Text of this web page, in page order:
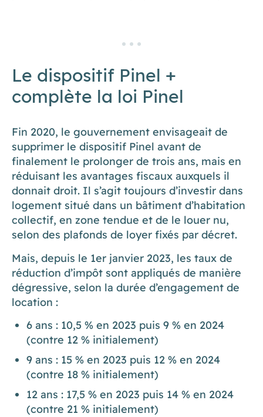
Le dispositif Pinel +
complète la loi Pinel
Fin 2020, le gouvernement envisageait de
supprimer le dispositif Pinel avant de
finalement le prolonger de trois ans, mais en
réduisant les avantages fiscaux auxquels il
donnait droit. Il s’agit toujours d’investir dans
logement situé dans un bâtiment d’habitation
collectif, en zone tendue et de le louer nu,
selon des plafonds de loyer fixés par décret.
Mais, depuis le 1er janvier 2023, les taux de
réduction d’impôt sont appliqués de manière
dégressive, selon la durée d’engagement de
location :
6 ans : 10,5 % en 2023 puis 9 % en 2024
(contre 12 % initialement)
9 ans : 15 % en 2023 puis 12 % en 2024
(contre 18 % initialement)
12 ans : 17,5 % en 2023 puis 14 % en 2024
(contre 21 % initialement)